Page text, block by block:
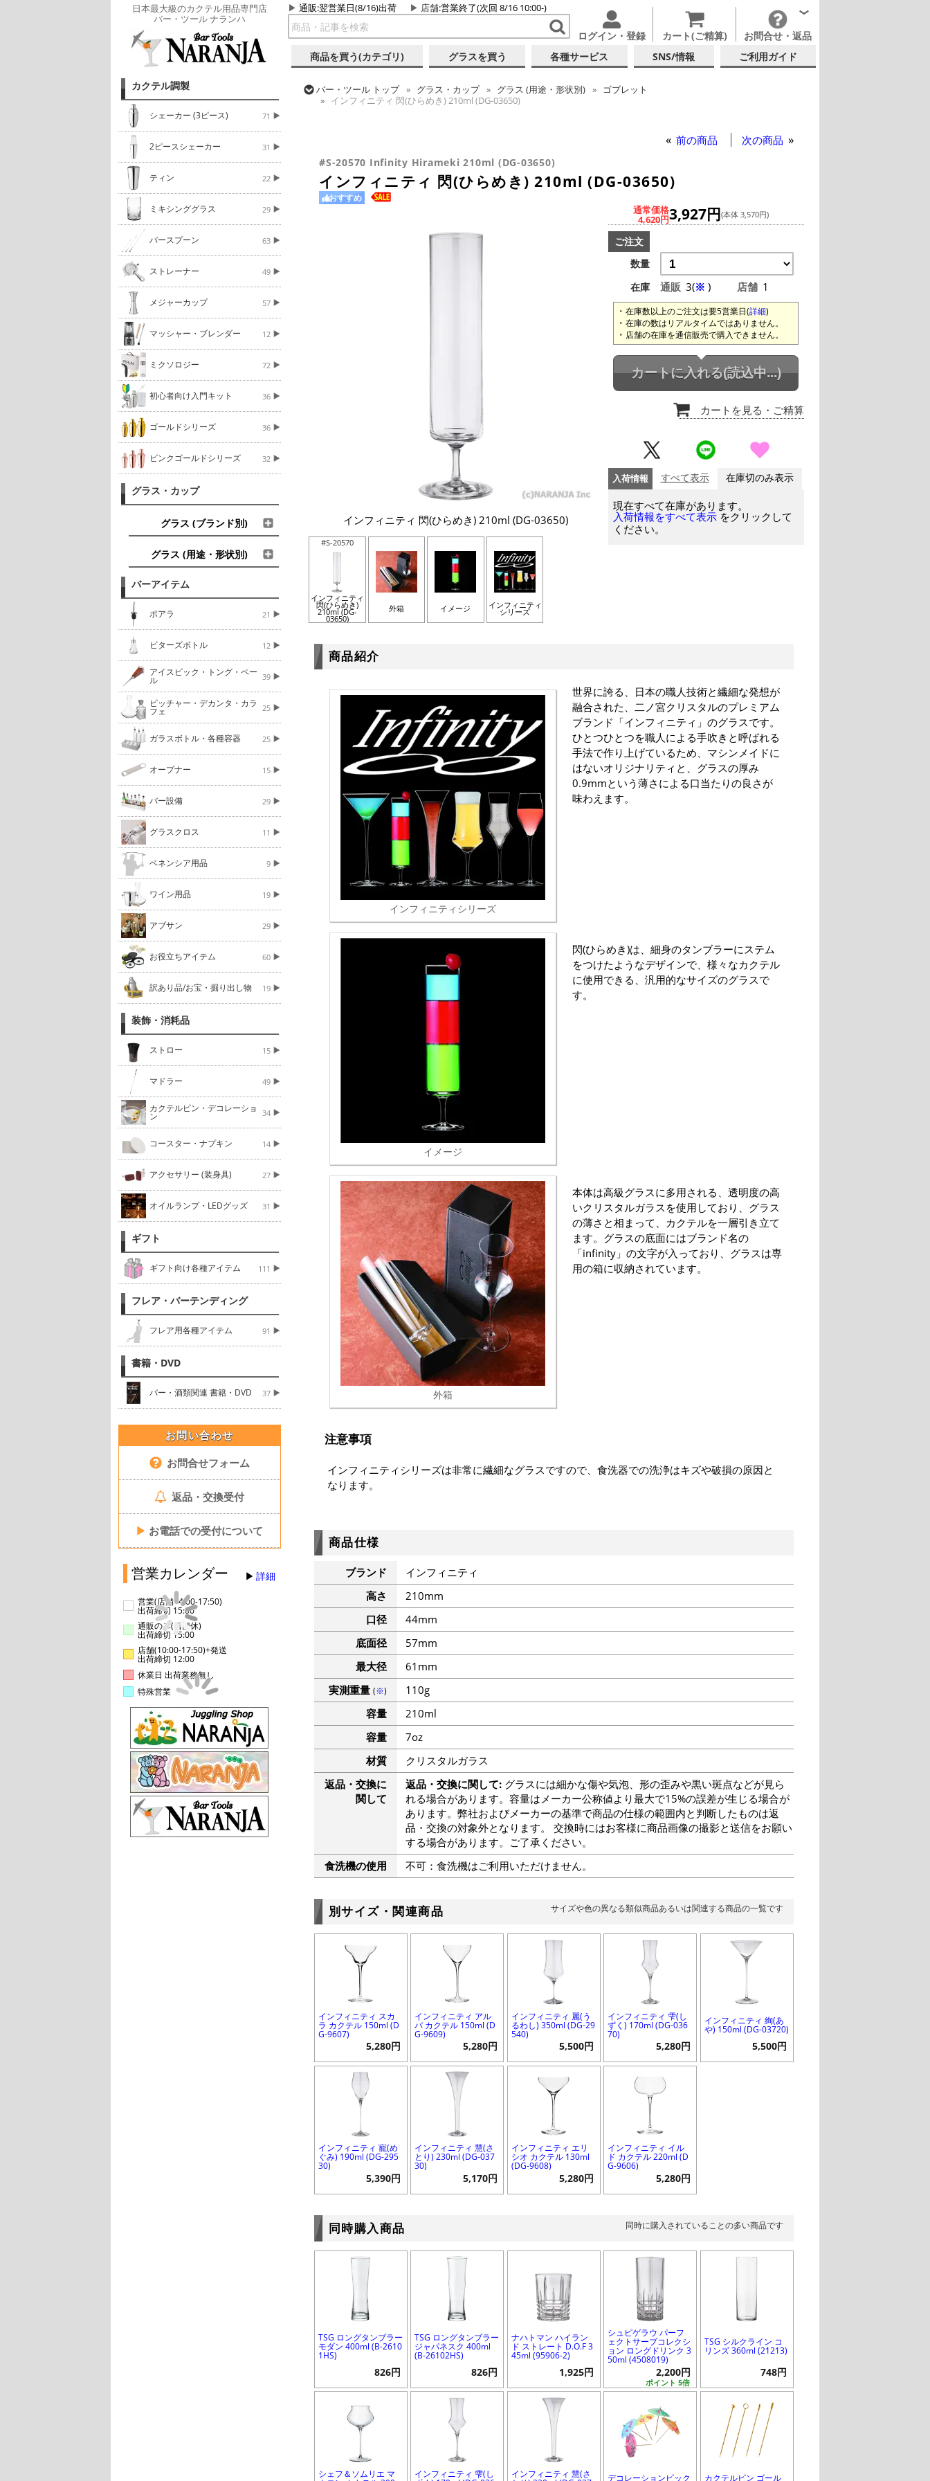
日本最大級のカクテル用品専門店
バー・ツール ナランハ
通販:翌営業日(8/16)出荷 店舗:営業終了(次回 8/16 10:00-)
ログイン・登録 カート(ご精算) お問合せ・返品
商品を買う(カテゴリ) グラスを買う 各種サービス SNS/情報 ご利用ガイド
カクテル調製
シェーカー (3ピース) 71
2ピースシェーカー 31
ティン 22
ミキシンググラス 29
バースプーン 63
ストレーナー 49
メジャーカップ 57
マッシャー・ブレンダー 12
ミクソロジー 72
初心者向け入門キット 36
ゴールドシリーズ 36
ピンクゴールドシリーズ 32
グラス・カップ
グラス (ブランド別)
グラス (用途・形状別)
バーアイテム
ポアラ 21
ビターズボトル 12
アイスピック・トング・ペー
ル 39
ピッチャー・デカンタ・カラ
フェ 25
ガラスボトル・各種容器 25
オープナー 15
バー設備 29
グラスクロス 11
ベネンシア用品 9
ワイン用品 19
アブサン 29
お役立ちアイテム 60
訳あり品/お宝・掘り出し物 19
装飾・消耗品
ストロー 15
マドラー 49
カクテルピン・デコレーショ
ン 34
コースター・ナプキン 14
アクセサリー (装身具) 27
オイルランプ・LEDグッズ 31
ギフト
ギフト向け各種アイテム 111
フレア・バーテンディング
フレア用各種アイテム 91
書籍・DVD
バー・酒類関連 書籍・DVD 37
お問い合わせ
お問合せフォーム
返品・交換受付
▶ お電話での受付について
営業カレンダー 詳細
営業(店舗14:00-17:50)
出荷締切 15:00
通販のみ(店舗休)
出荷締切 15:00
店舗(10:00-17:50)+発送
出荷締切 12:00
休業日 出荷業務無し
特殊営業
バー・ツール トップ グラス・カップ グラス (用途・形状別)
ゴブレット
インフィニティ 閃(ひらめき) 210ml (DG-03650)
前の商品 次の商品
#S-20570 Infinity Hirameki 210ml (DG-03650)
インフィニティ 閃(ひらめき) 210ml (DG-03650)
おすすめ
インフィニティ 閃(ひらめき) 210ml (DG-03650)
#S-20570
インフィニティ
閃(ひらめき)
210ml (DG-
03650)
外箱 イメージ インフィニティ
シリーズ
通常価格
4,620円3,927円(本体 3,570円)
ご注文
数量
在庫
通販 3(※ ) 店舗 1
在庫数以上のご注文は要5営業日(詳細)
在庫の数はリアルタイムではありません。
店舗の在庫を通信販売で購入できません。
カートに入れる(読込中...)
カートを見る ・ご精算
入荷情報 すべて表示 在庫切のみ表示
現在すべて在庫があります。
入荷情報をすべて表示 をクリックして
ください。
商品紹介
インフィニティシリーズ
世界に誇る、日本の職人技術と繊細な発想が
融合された、二ノ宮クリスタルのプレミアム
ブランド「インフィニティ」のグラスです。
ひとつひとつを職人による手吹きと呼ばれる
手法で作り上げているため、マシンメイドに
はないオリジナリティと、グラスの厚み
0.9mmという薄さによる口当たりの良さが
味わえます。
イメージ
閃(ひらめき)は、細身のタンブラーにステム
をつけたようなデザインで、様々なカクテル
に使用できる、汎用的なサイズのグラスで
す。
外箱
本体は高級グラスに多用される、透明度の高
いクリスタルガラスを使用しており、グラス
の薄さと相まって、カクテルを一層引き立て
ます。グラスの底面にはブランド名の
「infinity」の文字が入っており、グラスは専
用の箱に収納されています。
注意事項
インフィニティシリーズは非常に繊細なグラスですので、食洗器での洗浄はキズや破損の原因と
なります。
商品仕様
ブランド
インフィニティ
高さ
210mm
口径
44mm
底面径
57mm
最大径
61mm
実測重量 (※)
110g
容量
210ml
容量
7oz
材質
クリスタルガラス
返品・交換に
関して
返品・交換に関して:グラスには細かな傷や気泡、形の歪みや黒い斑点などが見ら
れる場合があります。容量はメーカー公称値より最大で15%の誤差が生じる場合が
あります。弊社およびメーカーの基準で商品の仕様の範囲内と判断したものは返
品・交換の対象外となります。 交換時にはお客様に商品画像の撮影と送信をお願い
する場合があります。ご了承ください。
食洗機の使用
不可：食洗機はご利用いただけません。
別サイズ・関連商品 サイズや色の異なる類似商品あるいは関連する商品の一覧です
インフィニティ スカ
ラ カクテル 150ml (D
G-9607)
5,280円
インフィニティ アル
バ カクテル 150ml (D
G-9609)
5,280円
インフィニティ 麗(う
るわし) 350ml (DG-29
540)
5,500円
インフィニティ 雫(し
ずく) 170ml (DG-036
70)
5,280円
インフィニティ 絢(あ
や) 150ml (DG-03720)
5,500円
インフィニティ 寵(め
ぐみ) 190ml (DG-295
30)
5,390円
インフィニティ 慧(さ
とり) 230ml (DG-037
30)
5,170円
インフィニティ エリ
シオ カクテル 130ml
(DG-9608)
5,280円
インフィニティ イル
ド カクテル 220ml (D
G-9606)
5,280円
同時購入商品 同時に購入されていることの多い商品です
TSG ロングタンブラー
モダン 400ml (B-2610
1HS)
826円
TSG ロングタンブラー
ジャパネスク 400ml
(B-26102HS)
826円
ナハトマン ハイラン
ド ストレート D.O.F 3
45ml (95906-2)
1,925円
シュピゲラウ パーフ
ェクトサーブコレクシ
ョン ロングドリンク 3
50ml (4508019)
ポイント 5倍
2,200円
TSG シルクライン コ
リンズ 360ml (21213)
748円
シェフ＆ソムリエ マ インフィニティ 雫(し インフィニティ 慧(さ デコレーションピック カクテルピン ゴール